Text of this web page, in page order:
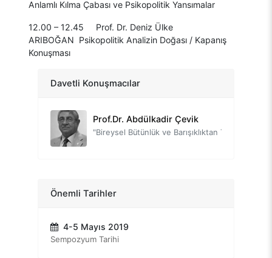
Anlamlı Kılma Çabası ve Psikopolitik Yansımalar
12.00 – 12.45 Prof. Dr. Deniz Ülke
ARIBOĞAN Psikopolitik Analizin Doğası / Kapanış
Konuşması
Davetli Konuşmacılar
LORD John Alderdice
Prof.Dr. Nevzat Tarhan
Prof.Dr. Abdülkadir Çevik
Prof.Dr. Sinan Canan
Doç.Dr. Tayfun Doğan
Önemli Tarihler
4-5 Mayıs 2019
Sempozyum Tarihi